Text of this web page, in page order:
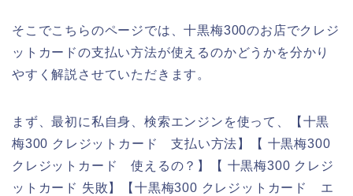
そこでこちらのページでは、十黒梅300のお店でクレジ
ットカードの支払い方法が使えるのかどうかを分かり
やすく解説させていただきます。
まず、最初に私自身、検索エンジンを使って、【十黒
梅300 クレジットカード 支払い方法】【 十黒梅300
クレジットカード 使えるの？】【 十黒梅300 クレジ
ットカード 失敗】【十黒梅300 クレジットカード エ